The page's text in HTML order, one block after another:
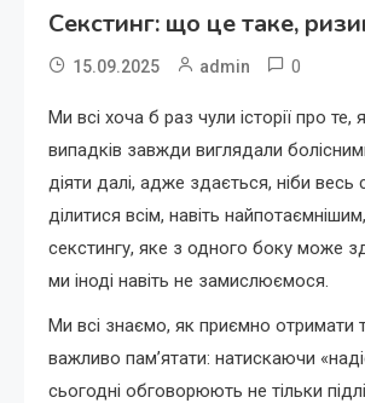
Секстинг: що це таке,
15.09.2025 admin 0
Ми всі хоча б раз чули історії про
випадків завжди виглядали
діяти далі, адже здається, ніби
ділитися всім, навіть
секстингу, яке з одного боку може
ми іноді навіть не замислюємося.
Ми всі знаємо, як приємно отримати
важливо пам’ятати: натискаючи
сьогодні обговорюють не тільки